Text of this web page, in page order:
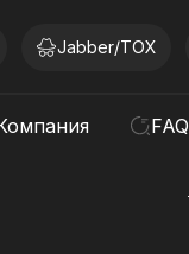
Jabber/TOX
FAQ